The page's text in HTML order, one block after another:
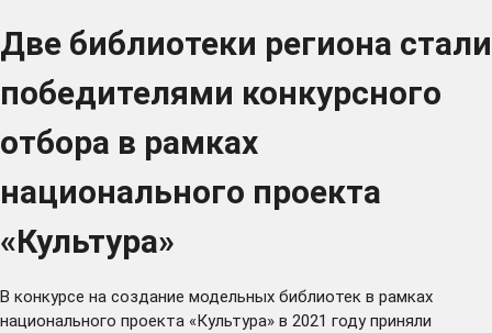
Две библиотеки региона стали
победителями конкурсного
отбора в рамках
национального проекта
«Культура»
В конкурсе на создание модельных библиотек в рамках
национального проекта «Культура» в 2021 году приняли